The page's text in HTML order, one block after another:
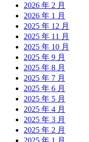
2026 年 2 月
2026 年 1 月
2025 年 12 月
2025 年 11 月
2025 年 10 月
2025 年 9 月
2025 年 8 月
2025 年 7 月
2025 年 6 月
2025 年 5 月
2025 年 4 月
2025 年 3 月
2025 年 2 月